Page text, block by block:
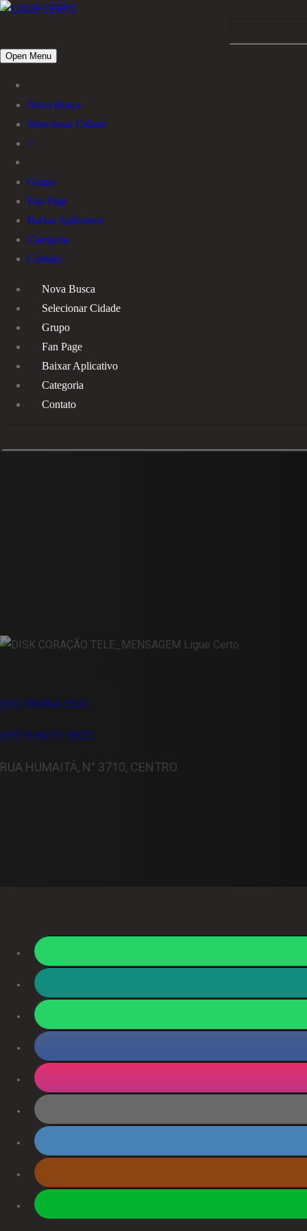
Open Menu
Nova Busca
Selecionar Cidade
Grupo
Fan Page
Baixar Aplicativo
Categoria
Contato
Nova Busca
Selecionar Cidade
Grupo
Fan Page
Baixar Aplicativo
Categoria
Contato
(69) 98494-5541
(69) 9.8419-5820
RUA HUMAITÁ, N° 3710, CENTRO